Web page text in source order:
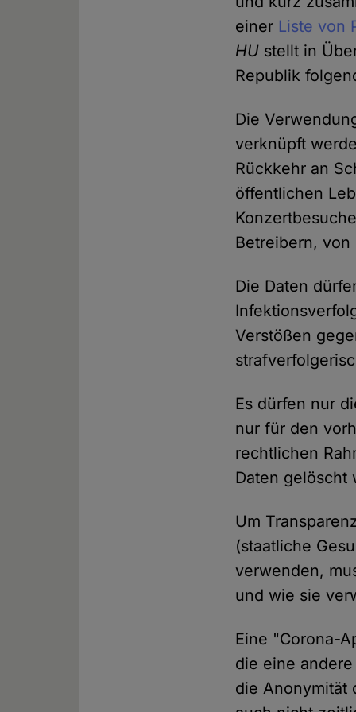
einer Liste von
HU stellt in
Republik
Die
verknüpft
Rückkehr an
öffentlichen
Betreibern,
Die Daten
Verstößen
Es dürfen nur
nur für den
rechtlichen
Daten gelöscht
Um
(staatliche
verwenden,
und wie sie
Eine "Corona-
die eine
die Anonymität